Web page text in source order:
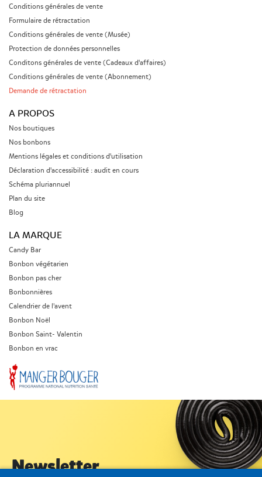
Conditions générales de vente
Formulaire de rétractation
Conditions générales de vente (Musée)
Protection de données personnelles
Conditons générales de vente (Cadeaux d'affaires)
Conditions générales de vente (Abonnement)
Demande de rétractation
A PROPOS
Nos boutiques
Nos bonbons
Mentions légales et conditions d'utilisation
Déclaration d'accessibilité : audit en cours
Schéma pluriannuel
Plan du site
Blog
LA MARQUE
Candy Bar
Bonbon végétarien
Bonbon pas cher
Bonbonnières
Calendrier de l'avent
Bonbon Noël
Bonbon Saint- Valentin
Bonbon en vrac
Newsletter